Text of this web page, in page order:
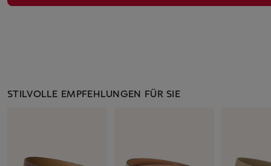
STILVOLLE EMPFEHLUNGEN FÜR SIE